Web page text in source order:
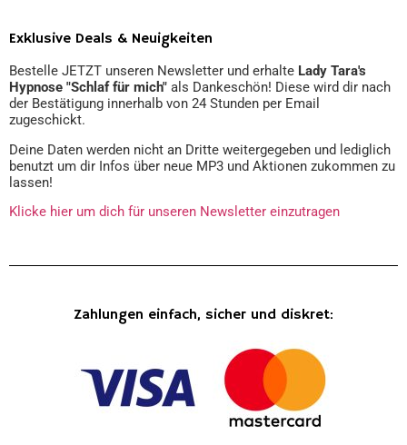
Exklusive Deals & Neuigkeiten
Bestelle JETZT unseren Newsletter und erhalte Lady Tara's
Hypnose "Schlaf für mich" als Dankeschön! Diese wird dir nach
der Bestätigung innerhalb von 24 Stunden per Email
zugeschickt.
Deine Daten werden nicht an Dritte weitergegeben und lediglich
benutzt um dir Infos über neue MP3 und Aktionen zukommen zu
lassen!
Klicke hier um dich für unseren Newsletter einzutragen
Zahlungen einfach, sicher und diskret: